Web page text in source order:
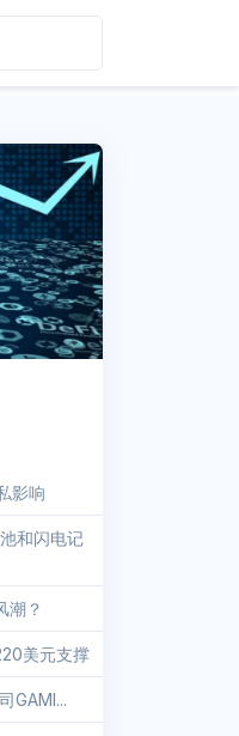
影响
和闪电记
潮？
美元支撑
GAMI...